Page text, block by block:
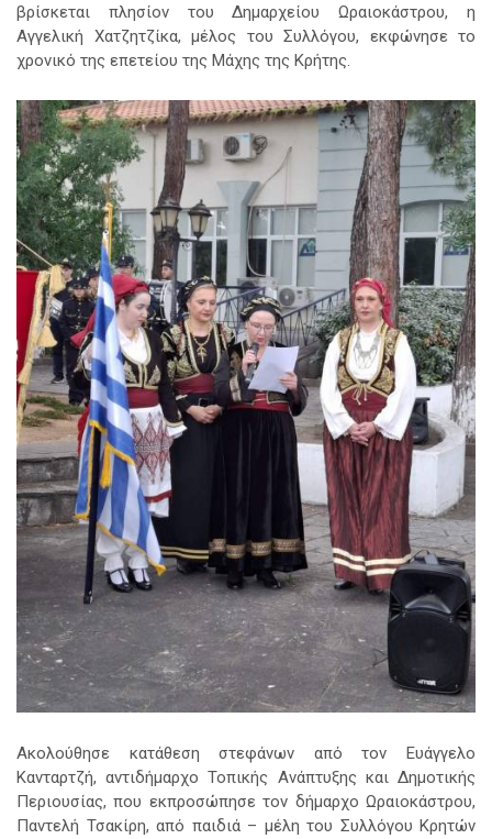
βρίσκεται πλησίον του Δημαρχείου Ωραιοκάστρου, η
Αγγελική Χατζητζίκα, μέλος του Συλλόγου, εκφώνησε το
χρονικό της επετείου της Μάχης της Κρήτης.
Ακολούθησε κατάθεση στεφάνων από τον Ευάγγελο
Κανταρτζή, αντιδήμαρχο Τοπικής Ανάπτυξης και Δημοτικής
Περιουσίας, που εκπροσώπησε τον δήμαρχο Ωραιοκάστρου,
Παντελή Τσακίρη, από παιδιά – μέλη του Συλλόγου Κρητών